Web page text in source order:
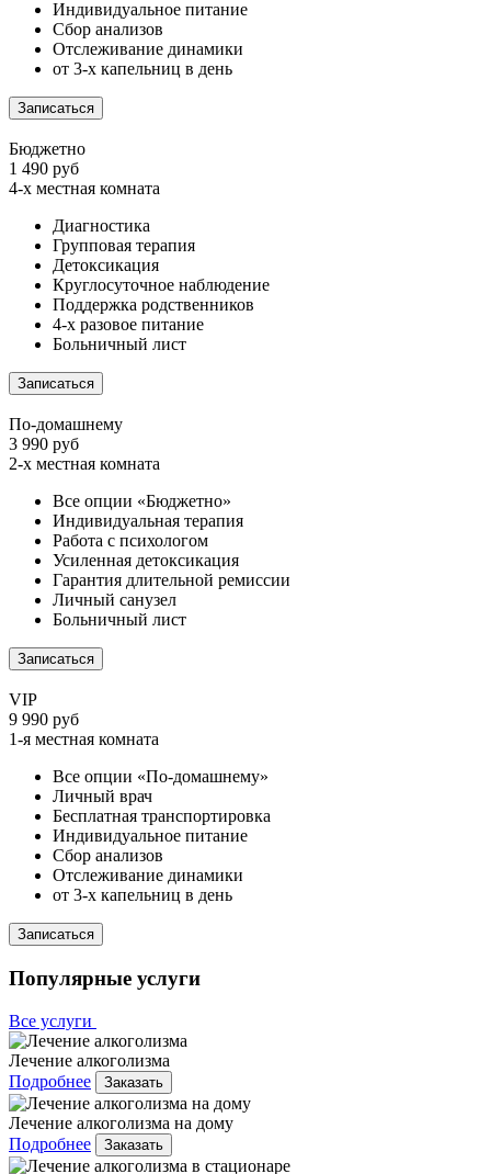
Индивидуальное питание
Сбор анализов
Отслеживание динамики
от 3-х капельниц в день
Записаться
Бюджетно
1 490 руб
4-х местная комната
Диагностика
Групповая терапия
Детоксикация
Круглосуточное наблюдение
Поддержка родственников
4-х разовое питание
Больничный лист
Записаться
По-домашнему
3 990 руб
2-х местная комната
Все опции «Бюджетно»
Индивидуальная терапия
Работа с психологом
Усиленная детоксикация
Гарантия длительной ремиссии
Личный санузел
Больничный лист
Записаться
VIP
9 990 руб
1-я местная комната
Все опции «По-домашнему»
Личный врач
Бесплатная транспортировка
Индивидуальное питание
Сбор анализов
Отслеживание динамики
от 3-х капельниц в день
Записаться
Популярные услуги
Все услуги
Лечение алкоголизма
Подробнее
Заказать
Лечение алкоголизма на дому
Подробнее
Заказать